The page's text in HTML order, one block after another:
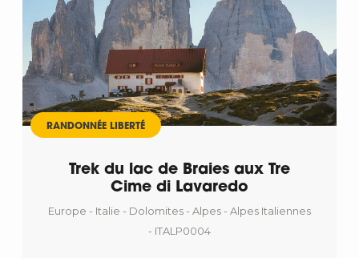
RANDONNÉE LIBERTÉ
Trek du lac de Braies aux Tre
Cime di Lavaredo
Europe - Italie - Dolomites - Alpes - Alpes Italiennes
- ITALP0004